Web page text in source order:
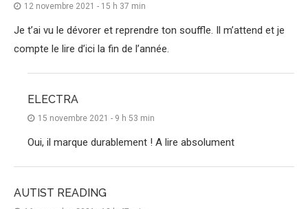
12 novembre 2021 - 15 h 37 min
Je t’ai vu le dévorer et reprendre ton souffle. Il m’attend et je
compte le lire d’ici la fin de l’année.
ELECTRA
15 novembre 2021 - 9 h 53 min
Oui, il marque durablement ! A lire absolument
AUTIST READING